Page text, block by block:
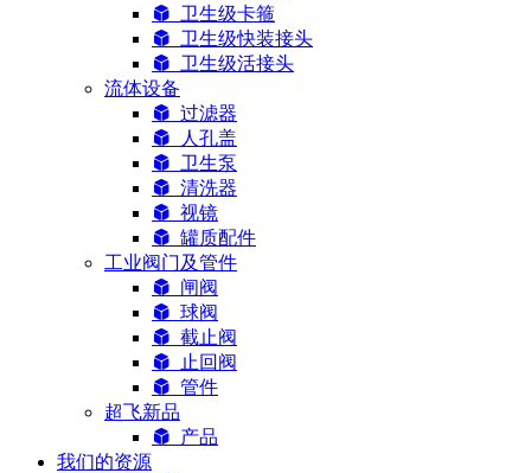
卫生级卡箍
卫生级快装接头
卫生级活接头
流体设备
过滤器
人孔盖
卫生泵
清洗器
视镜
罐质配件
工业阀门及管件
闸阀
球阀
截止阀
止回阀
管件
超飞新品
产品
我们的资源